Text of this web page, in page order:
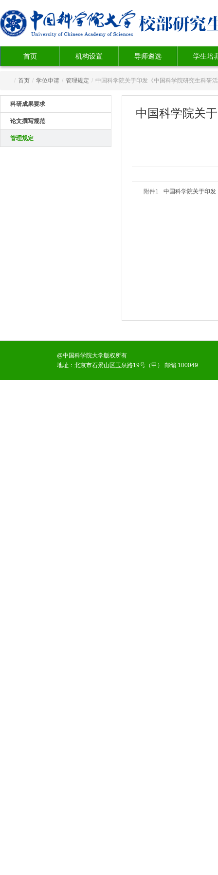
首页 机构设置 导师遴选 学生培
/ 首页 / 学位申请 / 管理规定 / 中国科学院关于印发《中国科学院研究生科研
科研成果要求
论文撰写规范
管理规定
中国科学院关
附件1 中国科学院关于印
@中国科学院大学版权所有
地址：北京市石景山区玉泉路19号（甲） 邮编:100049